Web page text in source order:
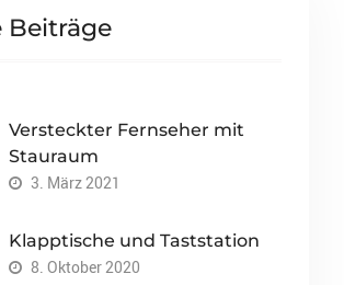
Beiträge
Versteckter Fernseher mit
Stauraum
3. März 2021
Klapptische und Taststation
8. Oktober 2020